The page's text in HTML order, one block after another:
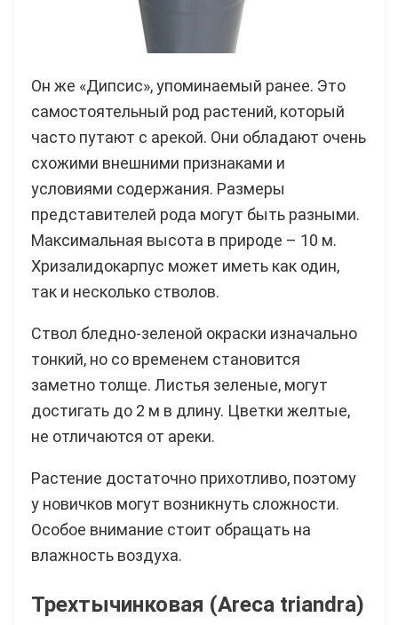
Он же «Дипсис», упоминаемый ранее. Это
самостоятельный род растений, который
часто путают с арекой. Они обладают очень
схожими внешними признаками и
условиями содержания. Размеры
представителей рода могут быть разными.
Максимальная высота в природе – 10 м.
Хризалидокарпус может иметь как один,
так и несколько стволов.
Ствол бледно-зеленой окраски изначально
тонкий, но со временем становится
заметно толще. Листья зеленые, могут
достигать до 2 м в длину. Цветки желтые,
не отличаются от ареки.
Растение достаточно прихотливо, поэтому
у новичков могут возникнуть сложности.
Особое внимание стоит обращать на
влажность воздуха.
Трехтычинковая (Areca triandra)